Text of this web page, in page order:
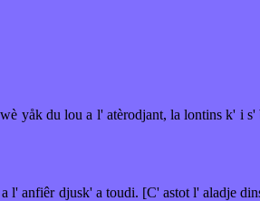
yåk du lou a l' atèrodjant, la lontins k' i
anfiêr djusk' a toudi. [C' astot l' aladje